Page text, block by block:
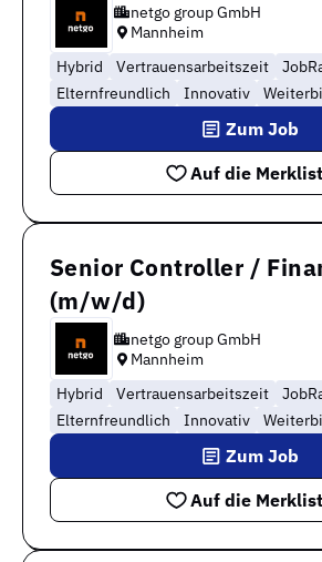
netgo group GmbH
Mannheim
Hybrid
Vertrauensarbeitszeit
Elternfreundlich
Innovativ
Auf die
Zum Job
Senior Controller /
(m/w/d)
netgo group GmbH
Mannheim
Hybrid
Vertrauensarbeitszeit
Elternfreundlich
Innovativ
Auf die
Zum Job